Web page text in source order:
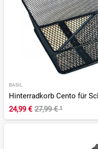
BASIL
Hinterradkorb Cento für
24,99 € 27,99 €¹